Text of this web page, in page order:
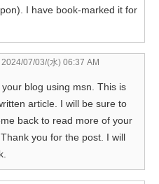
I have book-marked it for
2024/07/03/(水) 06:37 AM
blog using msn. This is
article. I will be sure to
back to read more of your
you for the post. I will